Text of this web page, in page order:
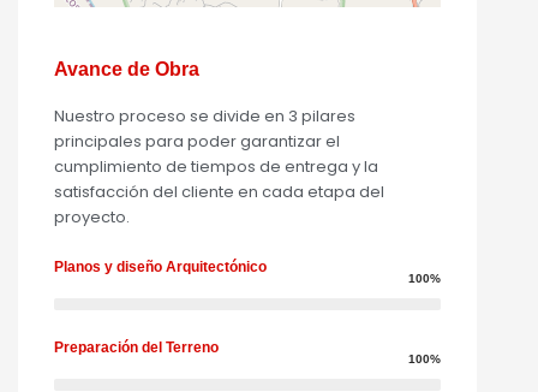
Avance de Obra
Nuestro proceso se divide en 3 pilares
principales para poder garantizar el
cumplimiento de tiempos de entrega y la
satisfacción del cliente en cada etapa del
proyecto.
Planos y diseño Arquitectónico
100%
Preparación del Terreno
100%